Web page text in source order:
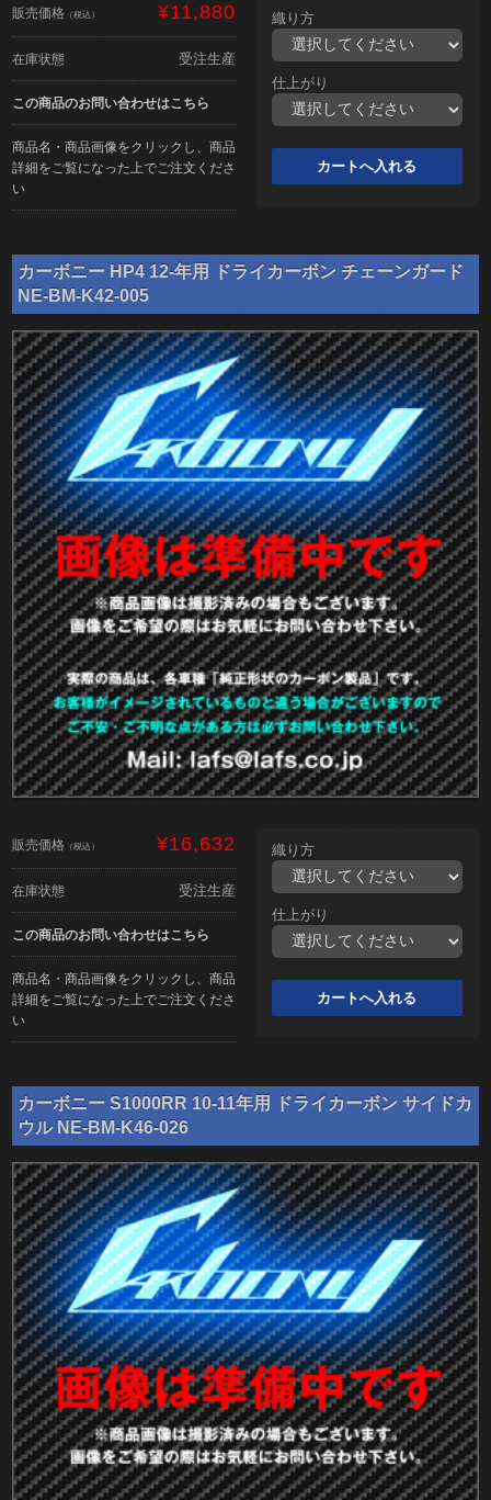
販売価格 （税込） ¥11,880
在庫状態 受注生産
この商品のお問い合わせはこちら
商品名・商品画像をクリックし、商品
詳細をご覧になった上でご注文くださ
い
織り方
仕上がり
カーボニー HP4 12-年用 ドライカーボン チェーンガード
NE-BM-K42-005
販売価格 （税込） ¥16,632
在庫状態 受注生産
この商品のお問い合わせはこちら
商品名・商品画像をクリックし、商品
詳細をご覧になった上でご注文くださ
い
織り方
仕上がり
カーボニー S1000RR 10-11年用 ドライカーボン サイドカ
ウル NE-BM-K46-026